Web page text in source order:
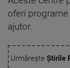
oferi
ajutor.
Urmărește Știrile